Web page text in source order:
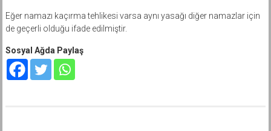
Eğer namazı kaçırma tehlikesi varsa aynı yasağı diğer namazlar için
de geçerli olduğu ifade edilmiştir.
Sosyal Ağda Paylaş